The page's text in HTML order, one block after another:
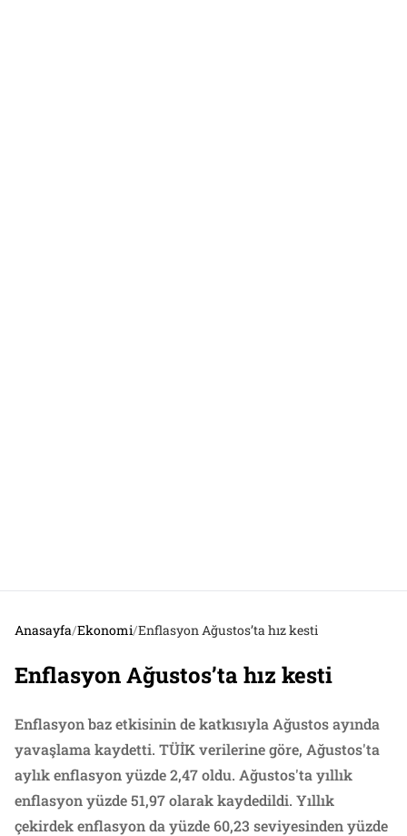
Anasayfa/Ekonomi/Enflasyon Ağustos’ta hız kesti
Enflasyon Ağustos’ta hız kesti
Enflasyon baz etkisinin de katkısıyla Ağustos ayında
yavaşlama kaydetti. TÜİK verilerine göre, Ağustos'ta
aylık enflasyon yüzde 2,47 oldu. Ağustos'ta yıllık
enflasyon yüzde 51,97 olarak kaydedildi. Yıllık
çekirdek enflasyon da yüzde 60,23 seviyesinden yüzde